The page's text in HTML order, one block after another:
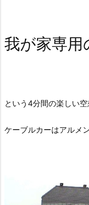
我が家専用
という4分間の楽しい空
ケーブルカーはアルメ